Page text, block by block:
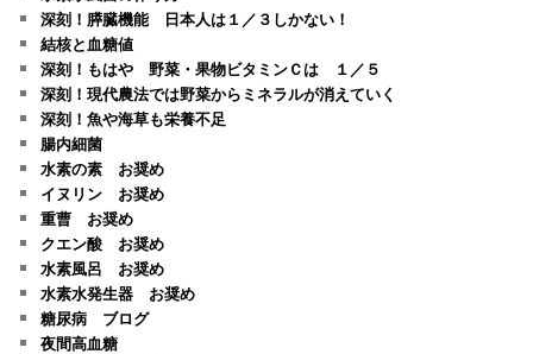
深刻！膵臓機能 日本人は１／３しかない！
結核と血糖値
深刻！もはや 野菜・果物ビタミンＣは １／５
深刻！現代農法では野菜からミネラルが消えていく
深刻！魚や海草も栄養不足
腸内細菌
水素の素 お奨め
イヌリン お奨め
重曹 お奨め
クエン酸 お奨め
水素風呂 お奨め
水素水発生器 お奨め
糖尿病 ブログ
夜間高血糖